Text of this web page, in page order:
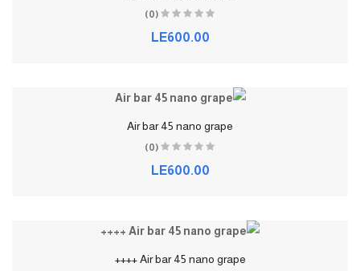
(0)
LE600.00
Air bar 45 nano grape
(0)
LE600.00
Air bar 45 nano grape ++++